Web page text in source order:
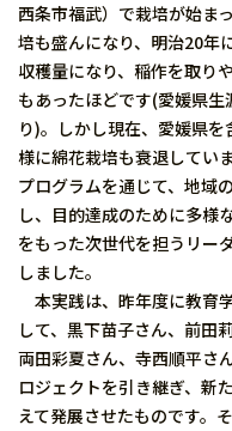
西条市福武）で栽培が始ま
培も盛んになり、明治20年
収穫量になり、稲作を取り
もあったほどです(愛媛県
り)。しかし現在、愛媛県
様に綿花栽培も衰退してい
プログラムを通じて、地域
し、目的達成のために多様
をもった次世代を担うリー
しました。
本実践は、昨年度に教育
して、黒下苗子さん、前田
両田彩夏さん、寺西順平さ
ロジェクトを引き継ぎ、新
えて発展させたものです。